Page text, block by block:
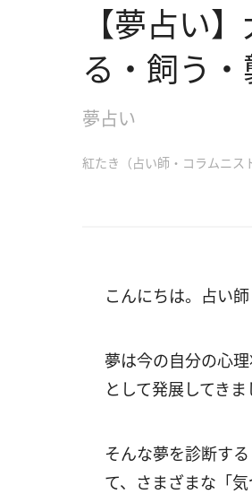
【夢占い
る・飼う
夢占い
紅たき（占い師・コラムニス
こんにちは。占い
夢は今の自分の心
として発展してきま
そんな夢を診断す
て、さまざまな「気